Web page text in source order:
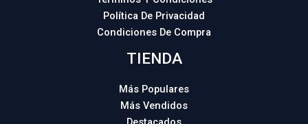
Política De Privacidad
Condiciones De Compra
TIENDA
Más Populares
Más Vendidos